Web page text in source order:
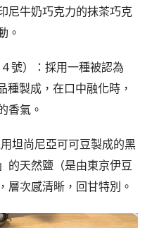
尼牛奶巧克力的抹茶巧克
。
號）：採用一種被認為
種製成，在口中融化時，
香氣。
坦尚尼亞可可豆製成的黑
的天然鹽（是由東京伊豆
層次感清晰，回甘特別。